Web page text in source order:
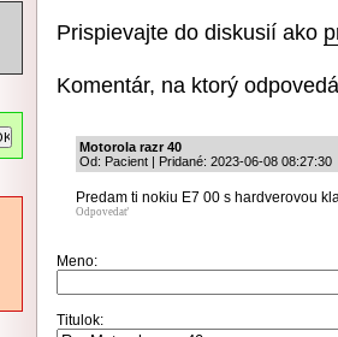
Prispievajte do diskusií ako
Komentár, na ktorý
Motorola razr 40
Od: Pacient | Pridané: 2023-06-08 08:27:30
Predam ti nokiu E7 00 s hardverovou
Odpovedať
Meno:
Titulok: